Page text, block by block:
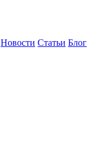
Новости Статьи Блог